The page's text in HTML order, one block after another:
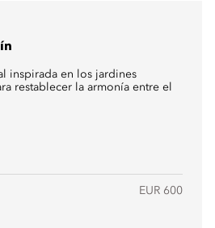
inspirada en los jardines
restablecer la armonía entre el
EUR 600